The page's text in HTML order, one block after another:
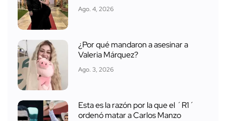
Ago. 4, 2026
¿Por qué mandaron a asesinar a
Valeria Márquez?
Ago. 3, 2026
Esta es la razón por la que el ´R1´
ordenó matar a Carlos Manzo